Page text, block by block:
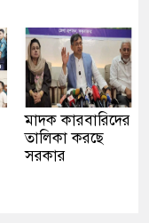
মাদক কারবারিদের
তালিকা করছে
সরকার